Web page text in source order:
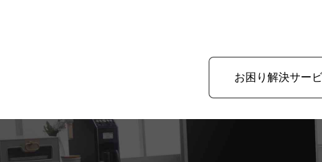
お困り解決サー